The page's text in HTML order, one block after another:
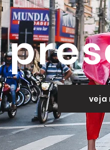
veja